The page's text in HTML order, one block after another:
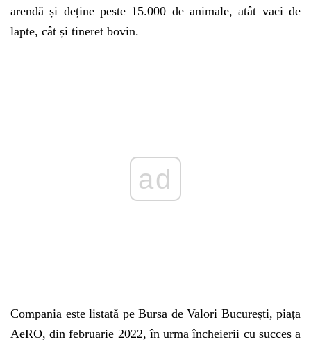
arendă și deține peste 15.000 de animale, atât vaci de
lapte, cât și tineret bovin.
ad
Compania este listată pe Bursa de Valori București, piața
AeRO, din februarie 2022, în urma încheierii cu succes a